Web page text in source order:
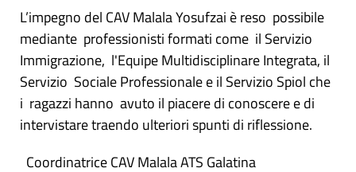
L’impegno del CAV Malala Yosufzai è reso possibile
mediante professionisti formati come il Servizio
Immigrazione, l'Equipe Multidisciplinare Integrata, il
Servizio Sociale Professionale e il Servizio Spiol che
i ragazzi hanno avuto il piacere di conoscere e di
intervistare traendo ulteriori spunti di riflessione.
Coordinatrice CAV Malala ATS Galatina